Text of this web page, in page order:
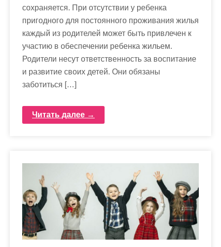
сохраняется. При отсутствии у ребенка
пригодного для постоянного проживания жилья
каждый из родителей может быть привлечен к
участию в обеспечении ребенка жильем.
Родители несут ответственность за воспитание
и развитие своих детей. Они обязаны
заботиться […]
Читать далее →